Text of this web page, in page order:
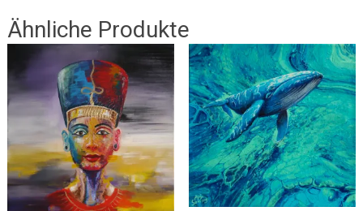
Ähnliche Produkte